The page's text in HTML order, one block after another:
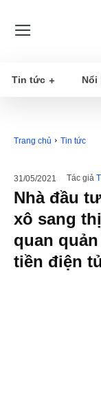
Tin tức Nổi
Trang chủ Tin tức
31/05/2021 Tác giả
Nhà đầu
xô sang
quan
tiền điện